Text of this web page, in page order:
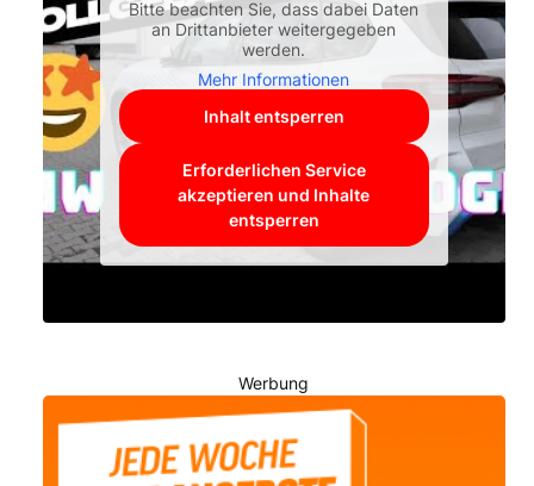
Bitte beachten Sie, dass dabei Daten
an Drittanbieter weitergegeben
werden.
Mehr Informationen
Inhalt entsperren
Erforderlichen Service
akzeptieren und Inhalte
entsperren
Werbung